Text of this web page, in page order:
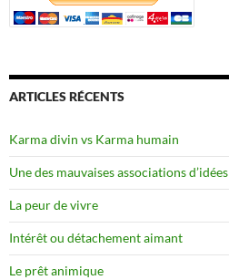
ARTICLES RÉCENTS
Karma divin vs Karma humain
Une des mauvaises associations d’idées
La peur de vivre
Intérêt ou détachement aimant
Le prêt animique